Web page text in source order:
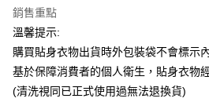
ATM付款
全家付款取貨
每筆NT$65，滿NT$599(含以上)免運費
銷售重點
溫馨提示:
購買貼身衣物出貨時外包裝袋不會標示
基於保障消費者的個人衛生，貼身衣物
(清洗視同已正式使用過無法退換貨)